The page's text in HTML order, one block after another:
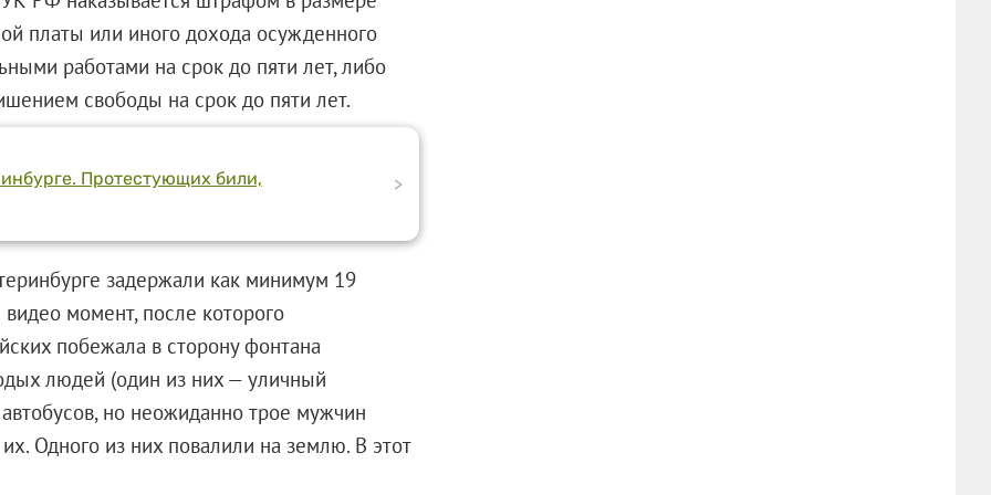
платы или иного дохода осужденного
работами на срок до пяти лет, либо
свободы на срок до пяти лет.
Протестующих били, >
задержали как минимум 19
момент, после которого
побежала в сторону фонтана
людей (один из них — уличный
но неожиданно трое мужчин
Одного из них повалили на землю. В этот